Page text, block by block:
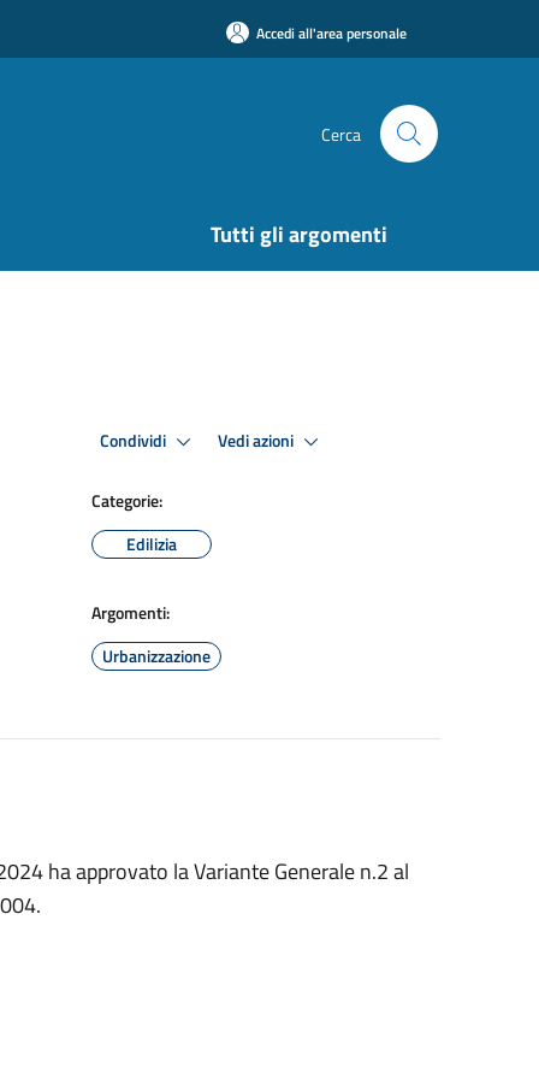
Accedi all'area personale
Cerca
Tutti gli argomenti
Condividi Vedi azioni
Categorie:
Edilizia
Argomenti:
Urbanizzazione
ha approvato la Variante Generale n.2 al